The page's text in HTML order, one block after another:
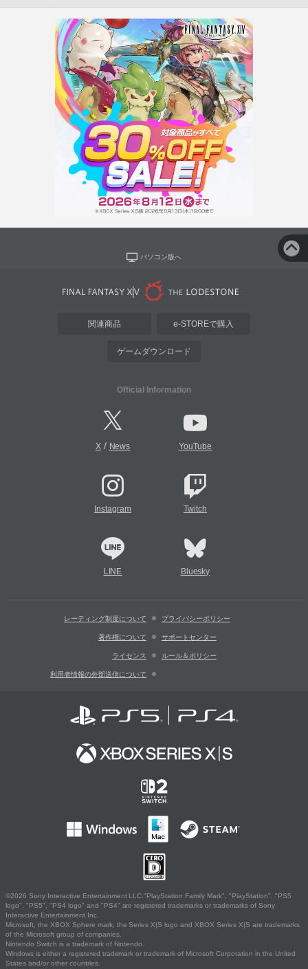
パソコン版へ
関連商品 e-STOREで購入
ゲームダウンロード
Official Information
X/ News YouTube
Instagram Twitch
LINE Bluesky
レーティング制度について プライバシーポリシー
著作権について サポートセンター
ライセンス ルール＆ポリシー
利用者情報の外部送信について
©2026 Sony Interactive Entertainment LLC."PlayStation Family Mark", "PlayStation", "PS5
logo", "PS5", "PS4 logo" and "PS4" are registered trademarks or trademarks of Sony
Interactive Entertainment Inc.
Microsoft, the XBOX Sphere mark, the Series X|S logo and XBOX Series X|S are trademarks
of the Microsoft group of companies.
Nintendo Switch is a trademark of Nintendo.
Windows is either a registered trademark or trademark of Microsoft Corporation in the United
States and/or other countries.